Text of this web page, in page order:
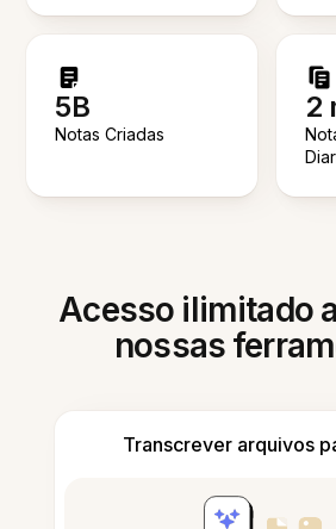
5B
Notas Criadas
2
Acesso ilimitado
nossas
Transcrever arquivos